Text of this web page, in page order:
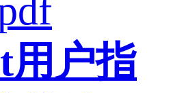
用户指